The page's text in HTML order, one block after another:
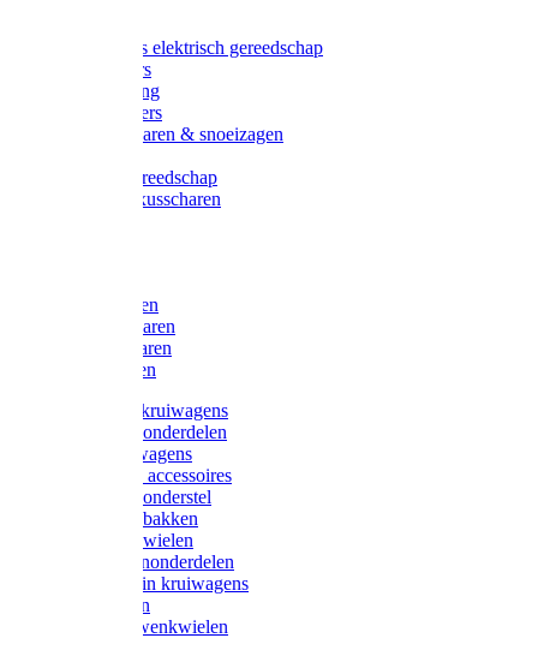
Accessoires elektrisch gereedschap
Grasmaaiers
Tuinreiniging
Robotmaaiers
Heggenscharen & snoeizagen
Klussen gereedschap
Gras & buxusscharen
Snoeischaren
Heggenscharen
Takkenscharen
Snoeimessen
Landbouwkruiwagens
Kruiwagenonderdelen
Bouwkruiwagens
Kruiwagen accessoires
Kruiwagenonderstel
Kruiwagenbakken
Kruiwagenwielen
Steekwagenonderdelen
Huis en Tuin kruiwagens
Steekwagen
Bok- en Zwenkwielen